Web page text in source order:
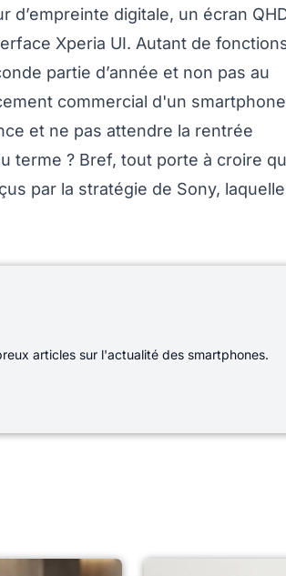
d’empreinte digitale, un écran
Xperia UI. Autant de
partie d’année et non pas au
commercial d'un smartphone
et ne pas attendre la rentrée
terme ? Bref, tout porte à croire
par la stratégie de Sony, laquelle
articles sur l'actualité des smartphones.